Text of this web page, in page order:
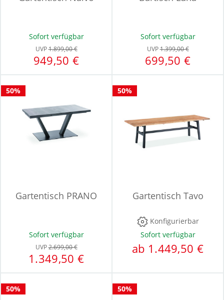
Sofort verfügbar
UVP1.899,00 €
949,50 €
Sofort verfügbar
UVP1.399,00 €
699,50 €
50%
Gartentisch PRANO
Sofort verfügbar
UVP2.699,00 €
1.349,50 €
50%
Gartentisch Tavo
Konfigurierbar
Sofort verfügbar
ab 1.449,50 €
50% 50%